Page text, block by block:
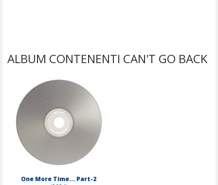
ALBUM CONTENENTI CAN'T GO BACK
One More Time... Part-2